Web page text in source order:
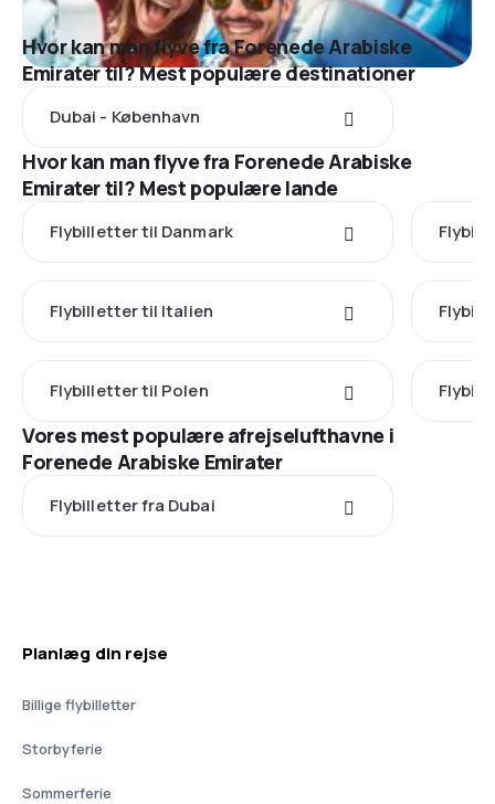
Hvor kan man flyve fra Forenede Arabiske
Emirater til? Mest populære destinationer
Dubai - København
Hvor kan man flyve fra Forenede Arabiske
Emirater til? Mest populære lande
Flybilletter til Danmark
Flybilletter til Italien
Flybilletter til Polen
Vores mest populære afrejselufthavne i
Forenede Arabiske Emirater
Flybilletter fra Dubai
Planlæg din rejse
Billige flybilletter
Storbyferie
Sommerferie